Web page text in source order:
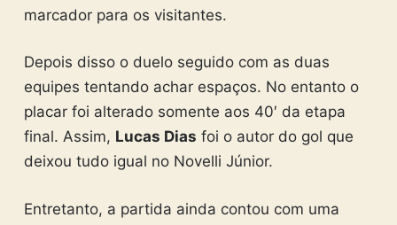
marcador para os visitantes.
Depois disso o duelo seguido com as duas
equipes tentando achar espaços. No entanto o
placar foi alterado somente aos 40′ da etapa
final. Assim, Lucas Dias foi o autor do gol que
deixou tudo igual no Novelli Júnior.
Entretanto, a partida ainda contou com uma